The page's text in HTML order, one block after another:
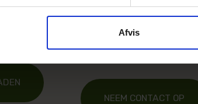
Afvis
van
graag helpen om van uw
NEEM CONTACT OP